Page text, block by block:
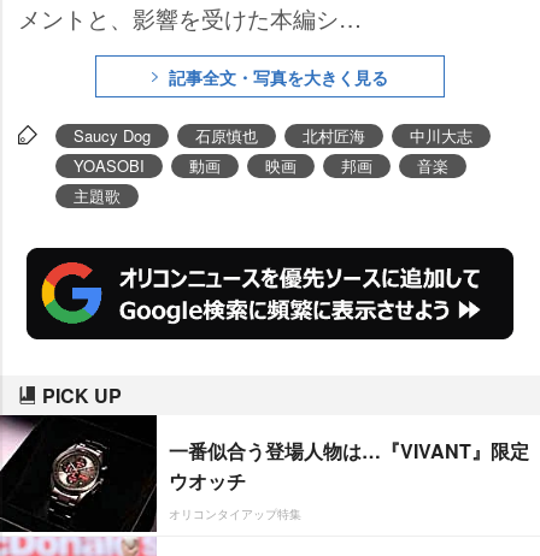
メントと、影響を受けた本編シー
ンがWEBで公開された。
記事全文・写真を大きく見る
Saucy Dog 石原慎也 北村匠海
中川大志
YOASOBI
動画 映画 邦画
音楽
主題歌
PICK UP
一番似合う登場人物は…『VIVANT』限定
ウオッチ
オリコンタイアップ特集